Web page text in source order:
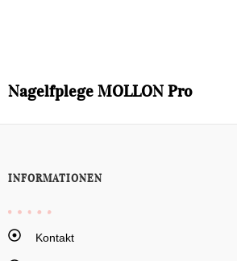
Nagelfplege MOLLON Pro
INFORMATIONEN
Kontakt